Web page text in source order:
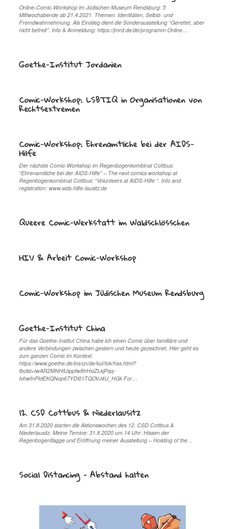
Online-Comic-Workshop im Jüdischen Museum Rendsburg: 5
Mittwochabende ab 21.4.2021. Themen: Identitäten, Selbst- und
Fremdwahrnehmung. Als Einstieg dient die Sonderausstellung “Gerettet, aber
nicht befreit”. Info & Anmeldung: https://jmrd.de/de/programm Online…
Goethe-Institut Jordanien
Comic-Workshop: LSBTIQ in Organisationen von
Rechtsextremen
Comic-Workshop: Ehrenamtliche bei der AIDS-
Hilfe
Der nächste Comic-Workshop im Regenbogenkombinat Cottbus:
“Ehrenamtliche bei der AIDS-Hilfe” – The next comics workshop at
Regenbogenkombinat Cottbus: “Volunteers at AIDS-Hilfe “. Info and
registration: www.aids-hilfe-lausitz.de
Queere Comic-Werkstatt im Waldschlösschen
HIV & Arbeit Comic-Workshop
Comic-Workshop im Jüdischen Museum Rendsburg
Goethe-Institut China
Für das Goethe-Institut China habe ich einen Comic über familiäre und
andere Verbindungen zwischen gestern und heute gezeichnet. Hier geht es
zum ganzen Comic im Kontext:
https://www.goethe.de/ins/cn/de/kul/fok/has.html?
fbclid=IwAR2MNHlUippfw8hHxiZLkjPqq-
IvhwfnPIdEKQNop67YDl01TQOVJ4U_HGk For…
12. CSD Cottbus & Niederlausitz
Am 31.8.2020 starten die Aktionswochen des 12. CSD Cottbus &
Niederlausitz. Meine Temine: 31.8.2020 um 14 Uhr: Hissen der
Regenbogenflagge und Eröffnung meiner Ausstellung – Hoisting of the…
Social Distancing – Abstand halten